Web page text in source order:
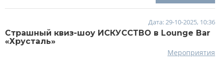
Дата: 29-10-2025, 10:36
Страшный квиз-шоу ИСКУССТВО в Lounge Bar
«Хрусталь»
Мероприятия